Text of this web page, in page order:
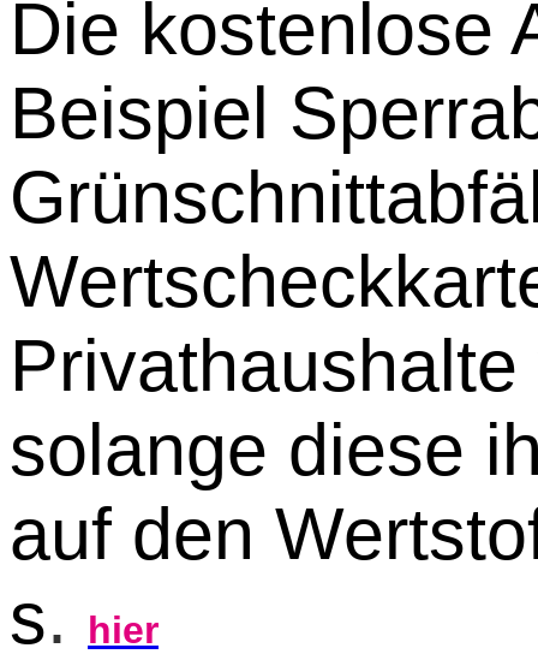
Die kostenlose
Beispiel
solange diese
auf den
s. hier